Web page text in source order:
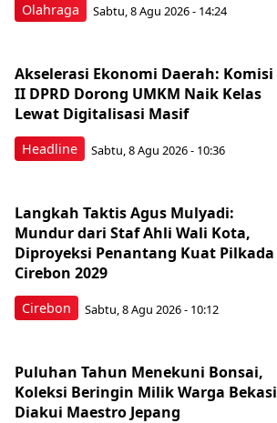
Olahraga Sabtu, 8 Agu 2026 - 14:24
Headline
Akselerasi Ekonomi Daerah: Komisi
II DPRD Dorong UMKM Naik Kelas
Lewat Digitalisasi Masif
Sabtu, 8 Agu 2026 - 10:36
Cirebon
Langkah Taktis Agus Mulyadi:
Mundur dari Staf Ahli Wali Kota,
Diproyeksi Penantang Kuat Pilkada
Cirebon 2029
Sabtu, 8 Agu 2026 - 10:12
Puluhan Tahun Menekuni Bonsai,
Koleksi Beringin Milik Warga Bekasi
Diakui Maestro Jepang